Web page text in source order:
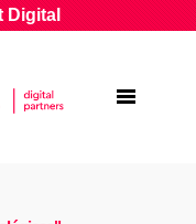
Digital